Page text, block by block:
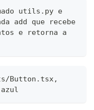
utils.py e
add que recebe
e retorna a
Button.tsx,